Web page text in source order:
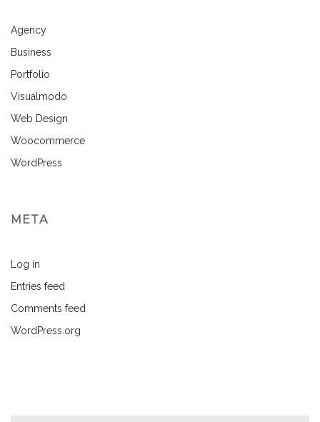
Agency
Business
Portfolio
Visualmodo
Web Design
Woocommerce
WordPress
META
Log in
Entries feed
Comments feed
WordPress.org